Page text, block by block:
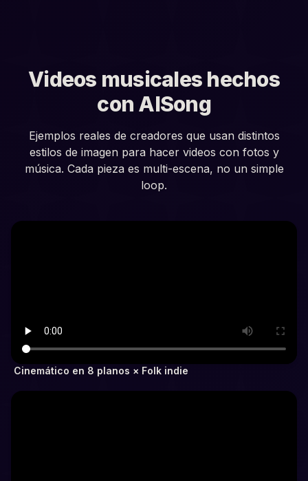
Videos musicales hechos
con AISong
Ejemplos reales de creadores que usan distintos
estilos de imagen para hacer videos con fotos y
música. Cada pieza es multi-escena, no un simple
loop.
Cinemático en 8 planos × Folk indie